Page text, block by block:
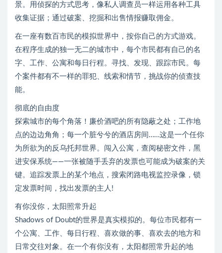
景。用侦探的方式思考，像私人调查员一样运用各种工具
收集证据；通过破案、挖掘和出售情报赚取佣金。
在一座有数百市民的模拟世界中，按你自己的方式游戏。
在程序生成的独一无二的城市中，每个市民都有自己的名
字、工作、公寓和每日行程。寻找、发现、跟踪市民。每
个案件都有不一样的罪犯、线索和情节，挑战你的侦查技
能。
彻底的自由度
探索城市的每个角落！廉价酒吧的所有隐蔽之处；工作地
点的边边角角；每一个脏兮兮的酒店房间……这是一个任你
为所欲为的反乌托邦世界。闯入公寓，查阅秘密文件，黑
进安保系统——一张被随手丢弃的发票也可能成为破案的关
键。追踪发票上的某个地点，搜索闭路电视监控录像，锁
定发票时间，找出发票的主人!
有你没你，太阳照常升起
Shadows of Doubt的世界是真实模拟的。每位市民都有一
个公寓、工作、每日行程、喜欢做的事、喜欢去的地方和
日常交往对象。在一个有你没有，太阳都照常升起的地